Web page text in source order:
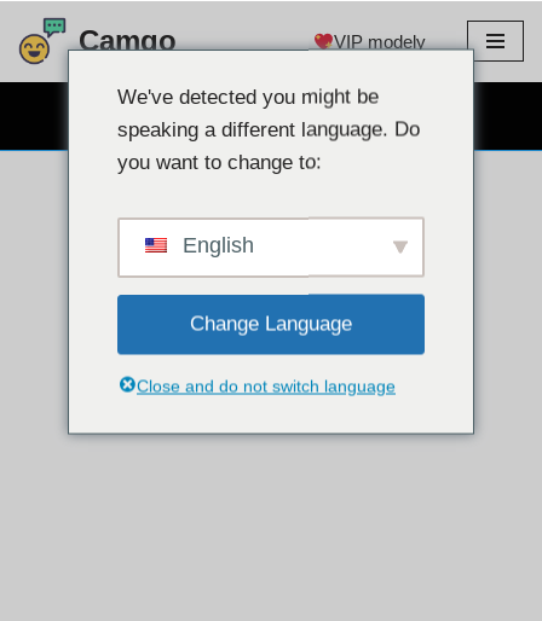
Prejsť
Camgo VIP modely
BEZPLATNÝ WEBOVÝ CHAT
We've detected you might be
speaking a different language. Do
you want to change to:
English
Change Language
Close and do not switch language